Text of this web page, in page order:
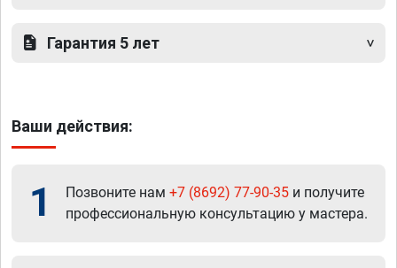
Гарантия 5 лет
Ваши действия:
1 Позвоните нам +7 (8692) 77-90-35 и получите
профессиональную консультацию у мастера.